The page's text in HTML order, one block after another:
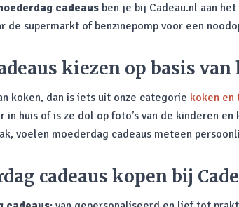
cadeaus ben je bij Cadeau.nl aan
supermarkt of benzinepomp voor een
kiezen op basis van
koken, dan is iets uit onze categorie koken en
in huis of is ze dol op foto’s van de kinderen
voelen moederdag cadeaus meteen
cadeaus kopen bij